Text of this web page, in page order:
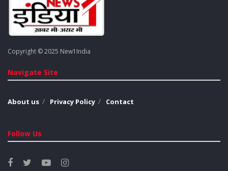
पवन खेड़ा ने यह भी याद दिलाया कि उस समय तत्कालीन प्रधानमंत्री डॉ.
मनमोहन सिंह और विदेश सचिव सुजाता सिंह ने इस व्यवहार को निंदनीय
बताया था। इसके बाद अमेरिकी प्रशासन को भी खेद व्यक्त करना पड़ा था।
उन्हें लगातार हथकड़ी और पैरों में बेड़ियां बांध कर रखा गया।
यह भी पढ़ें : अखिलेश यादव का फूटा गुस्सा, बोले – ‘चुनाव आयोग मर चुका है,
अमेरिकी सीमा गश्ती दल ने पकड़ लिया और उन्हें भारत भेजने की जानकारी
बाद खोली गईं।
Copyright © 2025 New1India
Navigate Site
About us Privacy Policy Contact
Follow Us